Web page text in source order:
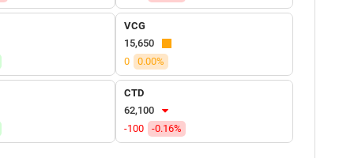
VCG
15,650
0
0.00%
CTD
62,100
-100
-0.16%